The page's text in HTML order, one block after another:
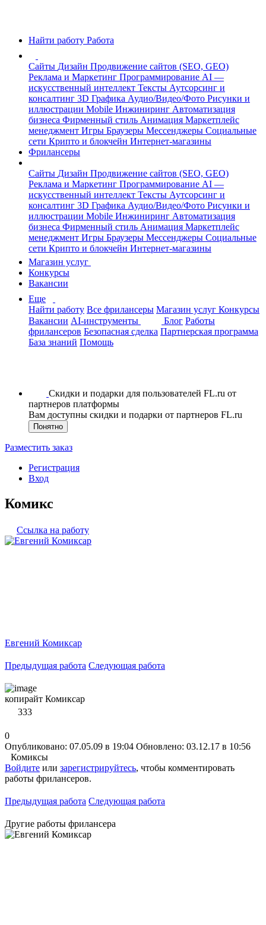
Найти работу Работа
Сайты Дизайн Продвижение сайтов (SEO, GEO)
Реклама и Маркетинг Программирование AI —
искусственный интеллект Тексты Аутсорсинг и
консалтинг 3D Графика Аудио/Видео/Фото Рисунки и
иллюстрации Mobile Инжиниринг Автоматизация
бизнеса Фирменный стиль Анимация Маркетплейс
менеджмент Игры Браузеры Мессенджеры Социальные
сети Крипто и блокчейн Интернет-магазины
Фрилансеры
Сайты Дизайн Продвижение сайтов (SEO, GEO)
Реклама и Маркетинг Программирование AI —
искусственный интеллект Тексты Аутсорсинг и
консалтинг 3D Графика Аудио/Видео/Фото Рисунки и
иллюстрации Mobile Инжиниринг Автоматизация
бизнеса Фирменный стиль Анимация Маркетплейс
менеджмент Игры Браузеры Мессенджеры Социальные
сети Крипто и блокчейн Интернет-магазины
Магазин услуг
Конкурсы
Вакансии
Еще
Найти работу Все фрилансеры Магазин услуг Конкурсы
Вакансии AI-инструменты Блог Работы
фрилансеров Безопасная сделка Партнерская программа
База знаний Помощь
Скидки и подарки для пользователей FL.ru от
партнеров платформы
Вам доступны скидки и подарки от партнеров FL.ru
Понятно
Разместить заказ
Регистрация
Вход
Комикс
Ссылка на работу
Евгений Комиксар
Предыдущая работа Следующая работа
копирайт Комиксар
333
0
Опубликовано: 07.05.09 в 19:04 Обновлено: 03.12.17 в 10:56
Комиксы
Войдите или зарегистрируйтесь, чтобы комментировать
работы фрилансеров.
Предыдущая работа Следующая работа
Другие работы фрилансера